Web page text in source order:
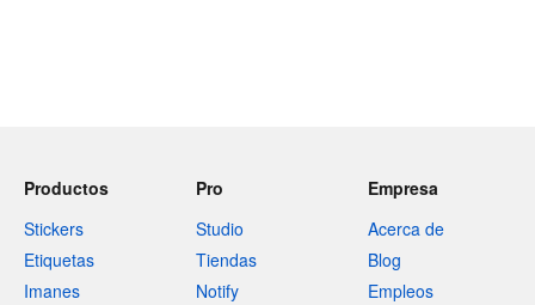
Productos
Stickers
Etiquetas
Imanes
Pro
Studio
Tiendas
Notify
Empresa
Acerca de
Blog
Empleos